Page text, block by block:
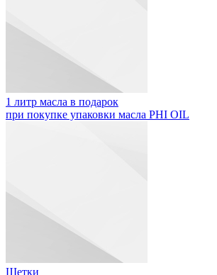
1 литр масла в подарок
при покупке упаковки масла PHI OIL
Щетки